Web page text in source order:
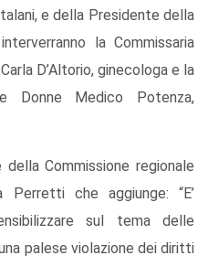
e della Presidente della
la Commissaria
D’Altorio, ginecologa e la
Donne Medico Potenza,
Commissione regionale
Perretti che aggiunge: “E’
sul tema delle
palese violazione dei diritti